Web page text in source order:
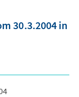
30.3.2004 in